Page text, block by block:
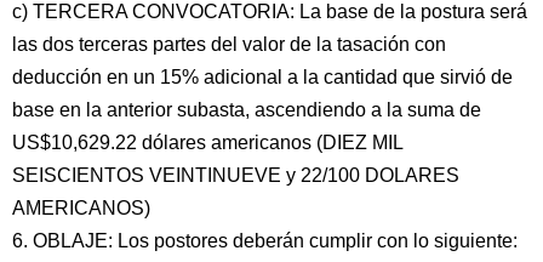
c) TERCERA CONVOCATORIA: La base de la postura será
las dos terceras partes del valor de la tasación con
deducción en un 15% adicional a la cantidad que sirvió de
base en la anterior subasta, ascendiendo a la suma de
US$10,629.22 dólares americanos (DIEZ MIL
SEISCIENTOS VEINTINUEVE y 22/100 DOLARES
AMERICANOS)
6. OBLAJE: Los postores deberán cumplir con lo siguiente: